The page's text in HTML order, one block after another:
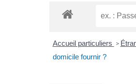
Accueil particuliers >
domicile fournir ?